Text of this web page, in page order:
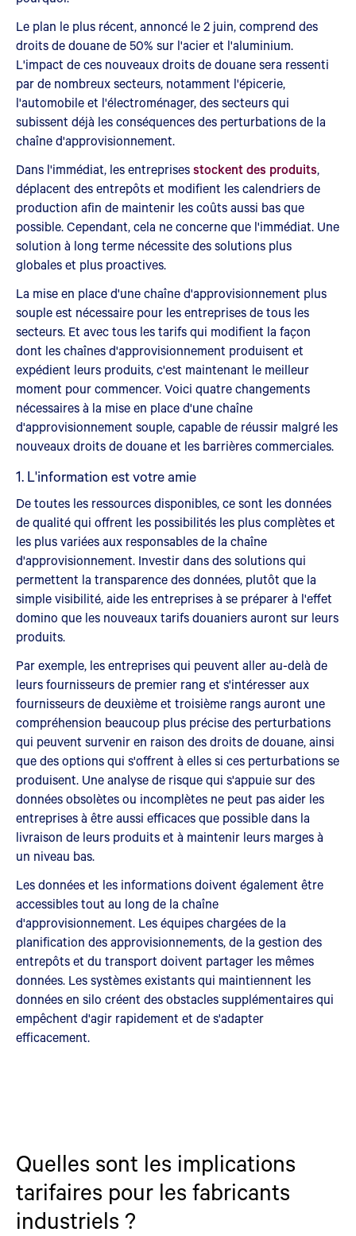
Le plan le plus récent, annoncé le 2 juin, comprend des
droits de douane de 50% sur l'acier et l'aluminium.
L'impact de ces nouveaux droits de douane sera ressenti
par de nombreux secteurs, notamment l'épicerie,
l'automobile et l'électroménager, des secteurs qui
subissent déjà les conséquences des perturbations de la
chaîne d'approvisionnement.
Dans l'immédiat, les entreprisesstockent des produits,
déplacent des entrepôts et modifient les calendriers de
production afin de maintenir les coûts aussi bas que
possible. Cependant, cela ne concerne que l'immédiat. Une
solution à long terme nécessite des solutions plus
globales et plus proactives.
La mise en place d'une chaîne d'approvisionnement plus
souple est nécessaire pour les entreprises de tous les
secteurs. Et avec tous les tarifs qui modifient la façon
dont les chaînes d'approvisionnement produisent et
expédient leurs produits, c'est maintenant le meilleur
moment pour commencer. Voici quatre changements
nécessaires à la mise en place d'une chaîne
d'approvisionnement souple, capable de réussir malgré les
nouveaux droits de douane et les barrières commerciales.
1. L'information est votre amie
De toutes les ressources disponibles, ce sont les données
de qualité qui offrent les possibilités les plus complètes et
les plus variées aux responsables de la chaîne
d'approvisionnement. Investir dans des solutions qui
permettent la transparence des données, plutôt que la
simple visibilité, aide les entreprises à se préparer à l'effet
domino que les nouveaux tarifs douaniers auront sur leurs
produits.
Par exemple, les entreprises qui peuvent aller au-delà de
leurs fournisseurs de premier rang et s'intéresser aux
fournisseurs de deuxième et troisième rangs auront une
compréhension beaucoup plus précise des perturbations
qui peuvent survenir en raison des droits de douane, ainsi
que des options qui s'offrent à elles si ces perturbations se
produisent. Une analyse de risque qui s'appuie sur des
données obsolètes ou incomplètes ne peut pas aider les
entreprises à être aussi efficaces que possible dans la
livraison de leurs produits et à maintenir leurs marges à
un niveau bas.
Les données et les informations doivent également être
accessibles tout au long de la chaîne
d'approvisionnement. Les équipes chargées de la
planification des approvisionnements, de la gestion des
entrepôts et du transport doivent partager les mêmes
données. Les systèmes existants qui maintiennent les
données en silo créent des obstacles supplémentaires qui
empêchent d'agir rapidement et de s'adapter
efficacement.
Quelles sont les implications
tarifaires pour les fabricants
industriels ?